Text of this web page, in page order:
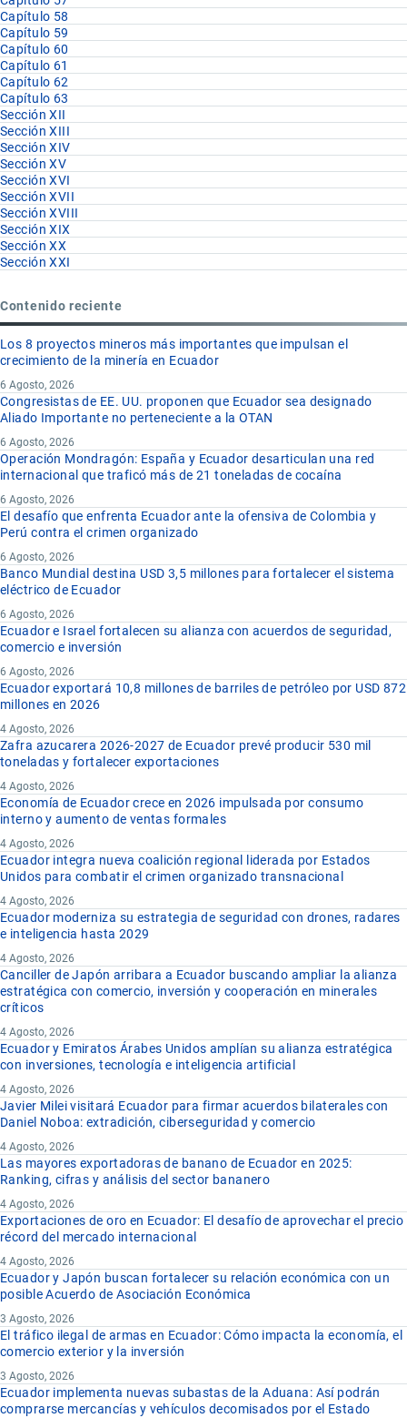
Capítulo 58
Capítulo 59
Capítulo 60
Capítulo 61
Capítulo 62
Capítulo 63
Sección XII
Sección XIII
Sección XIV
Sección XV
Sección XVI
Sección XVII
Sección XVIII
Sección XIX
Sección XX
Sección XXI
Contenido reciente
Los 8 proyectos mineros más importantes que impulsan el
crecimiento de la minería en Ecuador
6 Agosto, 2026
Congresistas de EE. UU. proponen que Ecuador sea designado
Aliado Importante no perteneciente a la OTAN
6 Agosto, 2026
Operación Mondragón: España y Ecuador desarticulan una red
internacional que traficó más de 21 toneladas de cocaína
6 Agosto, 2026
El desafío que enfrenta Ecuador ante la ofensiva de Colombia y
Perú contra el crimen organizado
6 Agosto, 2026
Banco Mundial destina USD 3,5 millones para fortalecer el sistema
eléctrico de Ecuador
6 Agosto, 2026
Ecuador e Israel fortalecen su alianza con acuerdos de seguridad,
comercio e inversión
6 Agosto, 2026
Ecuador exportará 10,8 millones de barriles de petróleo por USD 872
millones en 2026
4 Agosto, 2026
Zafra azucarera 2026-2027 de Ecuador prevé producir 530 mil
toneladas y fortalecer exportaciones
4 Agosto, 2026
Economía de Ecuador crece en 2026 impulsada por consumo
interno y aumento de ventas formales
4 Agosto, 2026
Ecuador integra nueva coalición regional liderada por Estados
Unidos para combatir el crimen organizado transnacional
4 Agosto, 2026
Ecuador moderniza su estrategia de seguridad con drones, radares
e inteligencia hasta 2029
4 Agosto, 2026
Canciller de Japón arribara a Ecuador buscando ampliar la alianza
estratégica con comercio, inversión y cooperación en minerales
críticos
4 Agosto, 2026
Ecuador y Emiratos Árabes Unidos amplían su alianza estratégica
con inversiones, tecnología e inteligencia artificial
4 Agosto, 2026
Javier Milei visitará Ecuador para firmar acuerdos bilaterales con
Daniel Noboa: extradición, ciberseguridad y comercio
4 Agosto, 2026
Las mayores exportadoras de banano de Ecuador en 2025:
Ranking, cifras y análisis del sector bananero
4 Agosto, 2026
Exportaciones de oro en Ecuador: El desafío de aprovechar el precio
récord del mercado internacional
4 Agosto, 2026
Ecuador y Japón buscan fortalecer su relación económica con un
posible Acuerdo de Asociación Económica
3 Agosto, 2026
El tráfico ilegal de armas en Ecuador: Cómo impacta la economía, el
comercio exterior y la inversión
3 Agosto, 2026
Ecuador implementa nuevas subastas de la Aduana: Así podrán
comprarse mercancías y vehículos decomisados por el Estado